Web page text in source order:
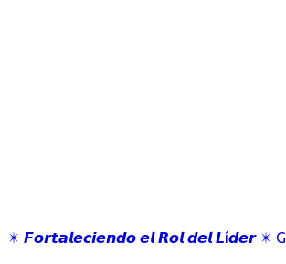
✴️ 𝙁𝙤𝙧𝙩𝙖𝙡𝙚𝙘𝙞𝙚𝙣𝙙𝙤 𝙚𝙡 𝙍𝙤𝙡 𝙙𝙚𝙡 𝙇í𝙙𝙚𝙧 ✴️